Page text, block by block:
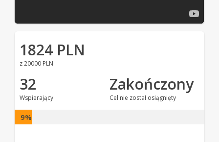
1824 PLN
z 20000 PLN
32
Wspierający
Zakończony
Cel nie został osiągnięty
9%